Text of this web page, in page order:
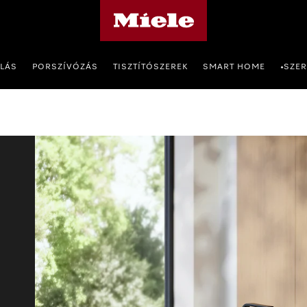
PORSZÍVÓZÁS TISZTÍTÓSZEREK SMART HOME •